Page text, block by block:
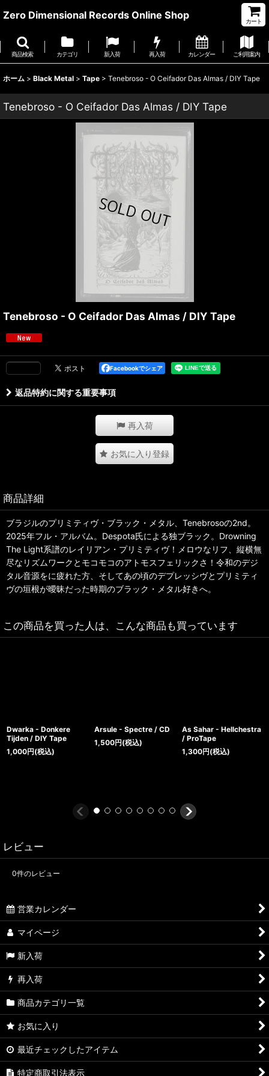
Zero Dimensional Records Online Shop
カート
商品検索 カテゴリ 新入荷 再入荷 カレンダー ご利用案内
ホーム > Black Metal > Tape > Tenebroso - O Ceifador Das Almas / DIY Tape
Tenebroso - O Ceifador Das Almas / DIY Tape
Tenebroso - O Ceifador Das Almas / DIY Tape
Facebookでシェア
返品特約に関する重要事項
再入荷
お気に入り登録
商品詳細
ブラジルのプリミティヴ・ブラック・メタル、Tenebrosoの2nd。
2025年フル・アルバム。Despota氏による独ブラック。Drowning
The Light系譜のレイリアン・プリミティヴ！メロウなリフ、縦横無
尽なリズムワークとモコモコのアトモスフェリックさ！令和のデジ
タル音源をに疲れた方、そしてあの頃のデプレッシヴとプリミティ
ヴの垣根が曖昧だった時期のブラック・メタル好きへ。
この商品を買った人は、こんな商品も買っています
Dwarka - Donkere
Tijden / DIY Tape
1,000円(税込)
Arsule - Spectre / CD
1,500円(税込)
As Sahar - Hellchestra
/ ProTape
1,300円(税込)
レビュー
0件のレビュー
営業カレンダー
マイページ
新入荷
再入荷
商品カテゴリ一覧
お気に入り
最近チェックしたアイテム
特定商取引法表示